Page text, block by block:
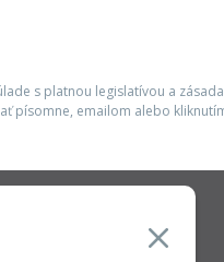
s platnou legislatívou a
písomne, emailom alebo